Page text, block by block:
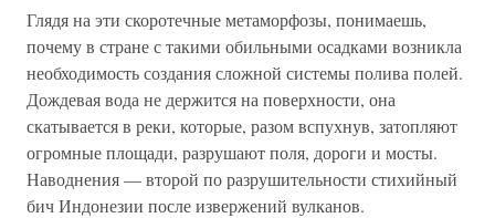
Глядя на эти скоротечные метаморфозы, понимаешь,
почему в стране с такими обильными осадками возникла
необходимость создания сложной системы полива полей.
Дождевая вода не держится на поверхности, она
скатывается в реки, которые, разом вспухнув, затопляют
огромные площади, разрушают поля, дороги и мосты.
Наводнения — второй по разрушительности стихийный
бич Индонезии после извержений вулканов.